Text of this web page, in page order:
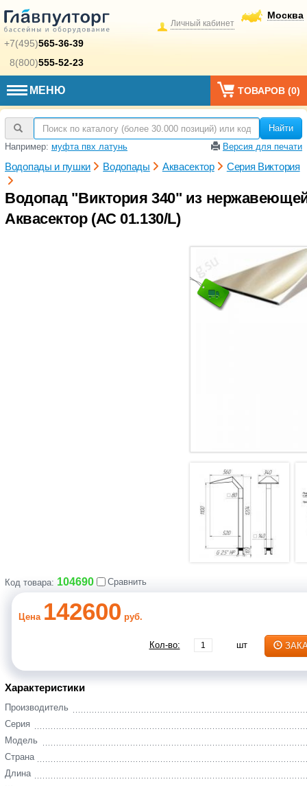
+7(495)565-36-39
8(800)555-52-23
Москва
Личный кабинет
МЕНЮ ТОВАРОВ (0)
Найти
Например: муфта пвх латунь Версия для печати
Водопады и пушки Водопады Аквасектор Серия Виктория
Водопад "Виктория 340" из
Аквасектор (АС 01.130/L)
Код товара: 104690 Сравнить
Цена 142600 руб.
Кол-во: шт
Характеристики
Производитель
Серия
Модель
Страна
Длина